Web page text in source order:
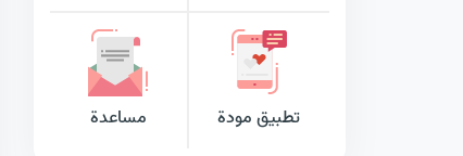
تطبيق مودة مساعدة